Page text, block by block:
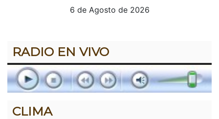
6 de Agosto de 2026
RADIO EN VIVO
CLIMA